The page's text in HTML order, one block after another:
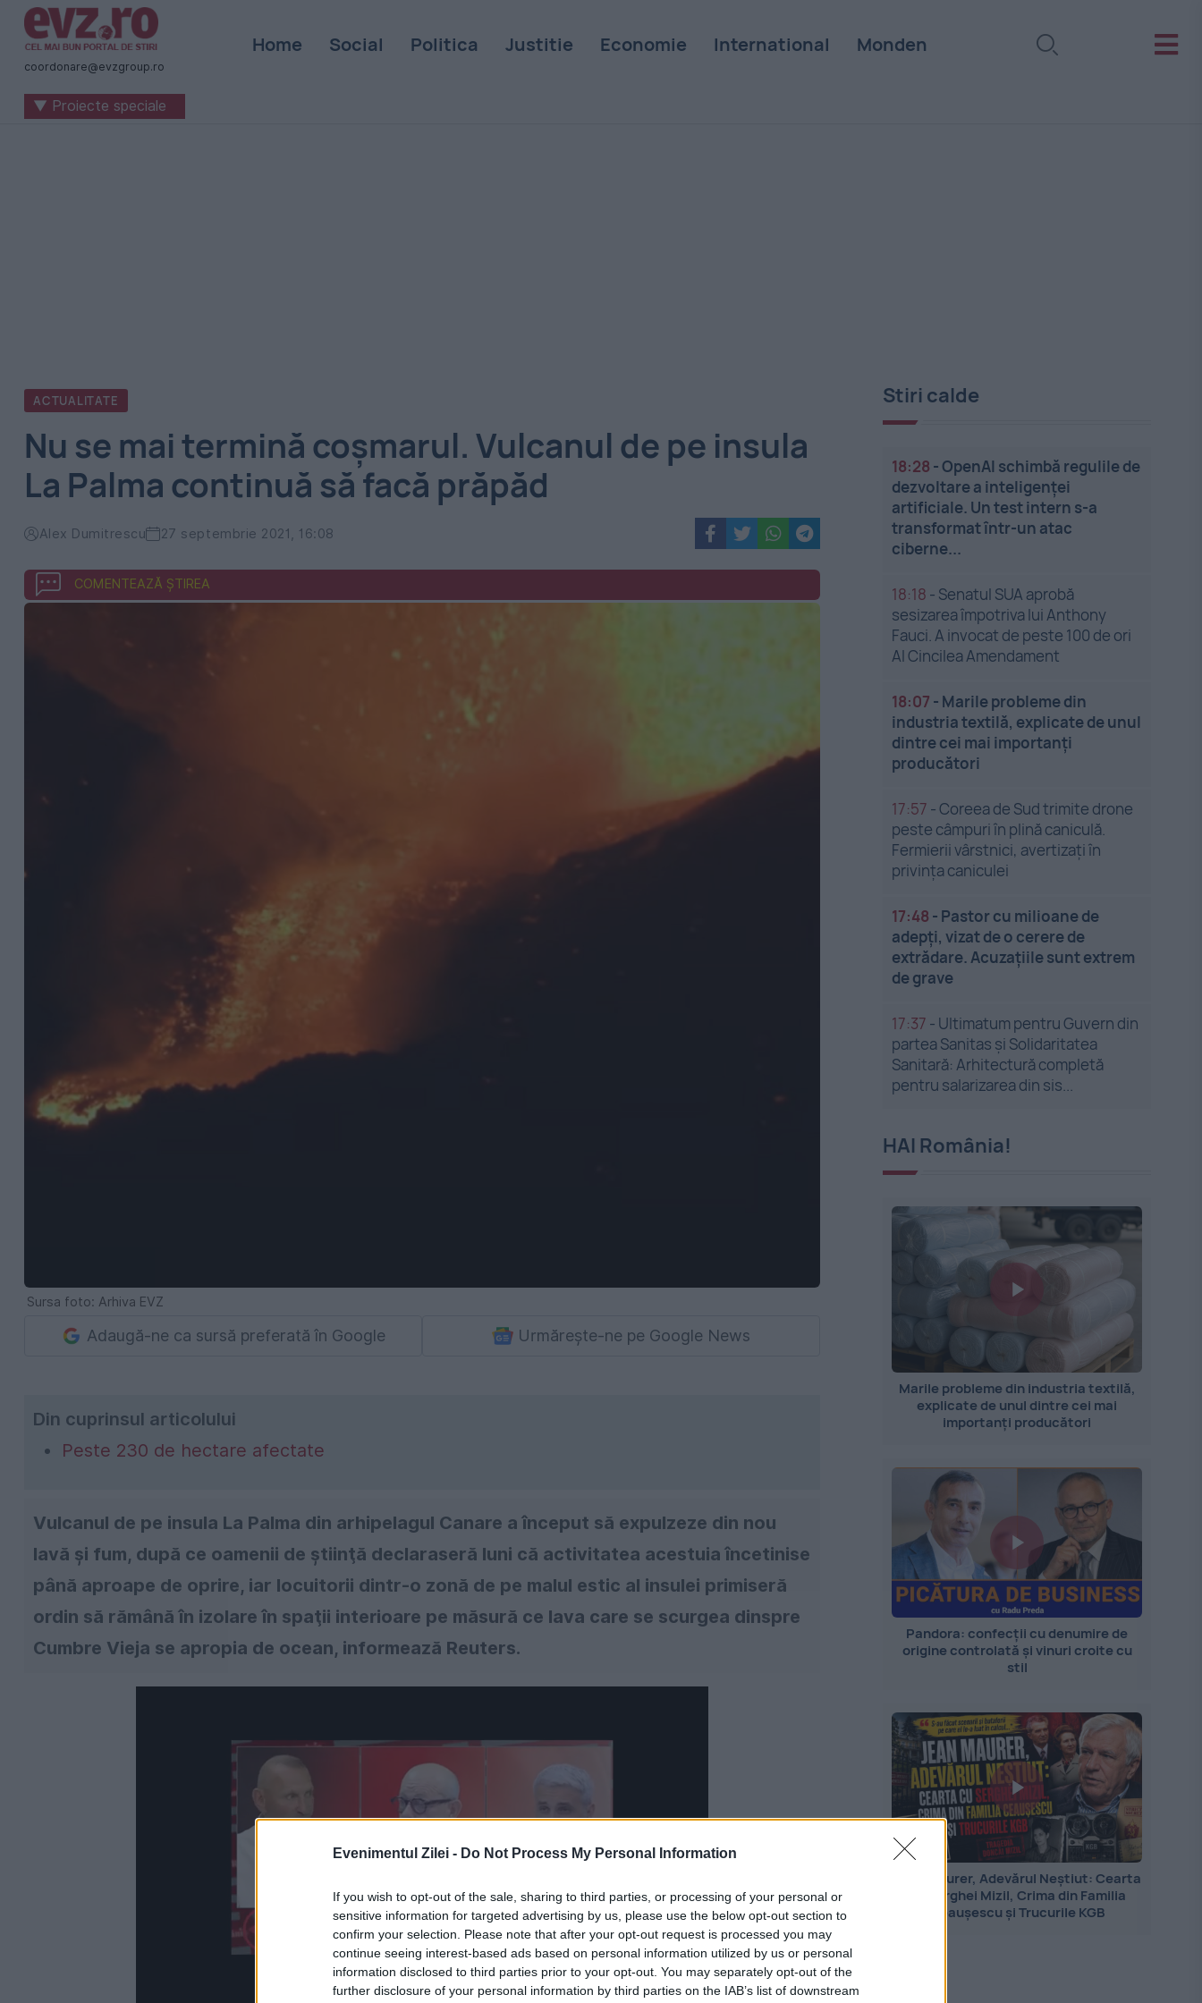
Evenimentul Zilei - Do Not Process My Personal Information
If you wish to opt-out of the sale, sharing to third parties, or processing of your personal or
sensitive information for targeted advertising by us, please use the below opt-out section to
confirm your selection. Please note that after your opt-out request is processed you may
continue seeing interest-based ads based on personal information utilized by us or personal
information disclosed to third parties prior to your opt-out. You may separately opt-out of the
further disclosure of your personal information by third parties on the IAB’s list of downstream
Știri
naționale
internaționale
coordonare@evzgroup.ro
Home Social Politica Justitie Economie International Monden
▼ Proiecte speciale
ACTUALITATE
Nu se mai termină coșmarul. Vulcanul de pe insula
La Palma continuă să facă prăpăd
Alex Dumitrescu 27 septembrie 2021, 16:08
COMENTEAZĂ ȘTIREA
Sursa foto: Arhiva EVZ
Adaugă-ne ca sursă preferată în Google Urmărește-ne pe Google News
Din cuprinsul articolului
Peste 230 de hectare afectate
Vulcanul de pe insula La Palma din arhipelagul Canare a început să expulzeze din nou
lavă şi fum, după ce oamenii de ştiinţă declaraseră luni că activitatea acestuia încetinise
până aproape de oprire, iar locuitorii dintr-o zonă de pe malul estic al insulei primiseră
ordin să rămână în izolare în spaţii interioare pe măsură ce lava care se scurgea dinspre
Cumbre Vieja se apropia de ocean, informează Reuters.
Stiri calde
18:28 -OpenAI schimbă regulile de
dezvoltare a inteligenței
artificiale. Un test intern s-a
transformat într-un atac
ciberne...
18:18 - Senatul SUA aprobă
sesizarea împotriva lui Anthony
Fauci. A invocat de peste 100 de ori
Al Cincilea Amendament
18:07 - Marile probleme din
industria textilă, explicate de unul
dintre cei mai importanți
producători
17:57 -Coreea de Sud trimite drone
peste câmpuri în plină caniculă.
Fermierii vârstnici, avertizați în
privința caniculei
17:48 - Pastor cu milioane de
adepți, vizat de o cerere de
extrădare. Acuzațiile sunt extrem
de grave
17:37 - Ultimatum pentru Guvern din
partea Sanitas și Solidaritatea
Sanitară: Arhitectură completă
pentru salarizarea din sis...
HAI România!
Marile probleme din industria textilă,
explicate de unul dintre cei mai
importanți producători
Pandora: confecții cu denumire de
origine controlată și vinuri croite cu
stil
Jean Maurer, Adevărul Neștiut: Cearta
cu Serghei Mizil, Crima din Familia
Ceaușescu și Trucurile KGB